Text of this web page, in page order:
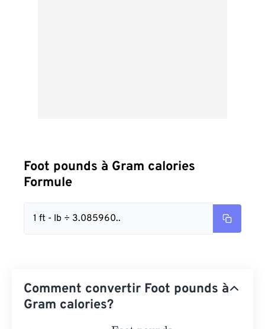
Foot pounds à Gram calories
Formule
1 ft - lb ÷ 3.085960..
Comment convertir Foot pounds à
Gram calories?